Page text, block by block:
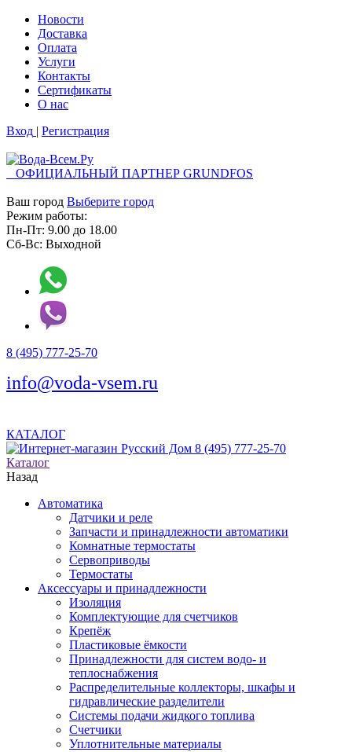
Новости
Доставка
Оплата
Услуги
Контакты
Cертификаты
О нас
Вход | Регистрация
ОФИЦИАЛЬНЫЙ ПАРТНЕР GRUNDFOS
Ваш город Выберите город
Режим работы:
Пн-Пт: 9.00 до 18.00
Сб-Вс: Выходной
8 (495) 777-25-70
info@voda-vsem.ru
КАТАЛОГ
8 (495) 777-25-70
Каталог
Назад
Автоматика
Датчики и реле
Запчасти и принадлежности автоматики
Комнатные термостаты
Сервоприводы
Термостаты
Аксессуары и принадлежности
Изоляция
Комплектующие для счетчиков
Крепёж
Пластиковые ёмкости
Принадлежности для систем водо- и
теплоснабжения
Распределительные коллекторы, шкафы и
гидравлические разделители
Системы подачи жидкого топлива
Счетчики
Уплотнительные материалы